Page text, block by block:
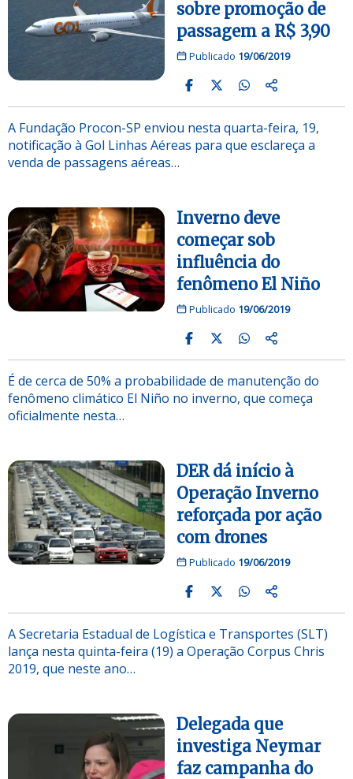
sobre promoção de
passagem a R$ 3,90
Publicado 19/06/2019
A Fundação Procon-SP enviou nesta quarta-feira, 19,
notificação à Gol Linhas Aéreas para que esclareça a
venda de passagens aéreas…
Inverno deve
começar sob
influência do
fenômeno El Niño
Publicado 19/06/2019
É de cerca de 50% a probabilidade de manutenção do
fenômeno climático El Niño no inverno, que começa
oficialmente nesta…
DER dá início à
Operação Inverno
reforçada por ação
com drones
Publicado 19/06/2019
A Secretaria Estadual de Logística e Transportes (SLT)
lança nesta quinta-feira (19) a Operação Corpus Chris
2019, que neste ano…
Delegada que
investiga Neymar
faz campanha do